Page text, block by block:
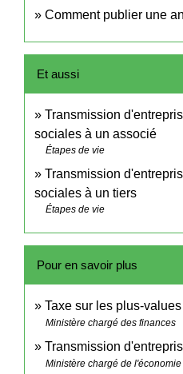
Comment publier une
Et aussi
Transmission
sociales à un associé
Étapes de vie
Transmission
sociales à un tiers
Étapes de vie
Pour en savoir plus
Taxe sur les plus-
Ministère chargé des finances
Transmission
Ministère chargé de l'économie